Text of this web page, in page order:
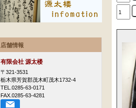
店舗情報
有限会社 源太楼
〒321-3531
栃木県芳賀郡茂木町茂木1732-4
TEL.0285-63-0171
FAX.0285-63-4281